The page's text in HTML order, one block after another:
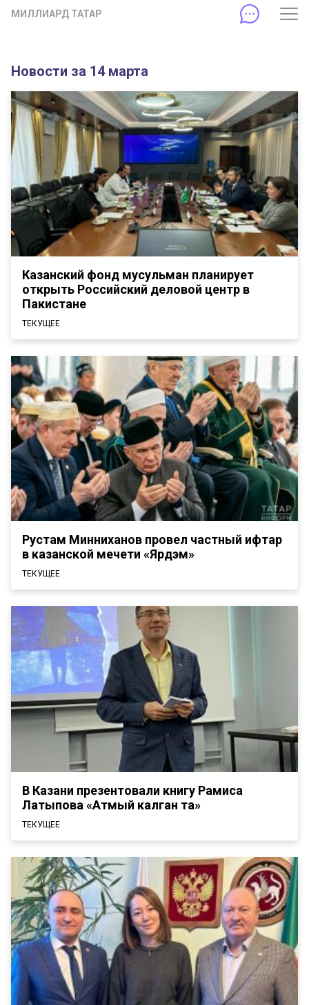
МИЛЛИАРД ТАТАР
Новости за 14 марта
Казанский фонд мусульман планирует
открыть Российский деловой центр в
Пакистане
ТЕКУЩЕЕ
Рустам Минниханов провел частный ифтар
в казанской мечети «Ярдэм»
ТЕКУЩЕЕ
В Казани презентовали книгу Рамиса
Латыпова «Атмый калган таң»
ТЕКУЩЕЕ